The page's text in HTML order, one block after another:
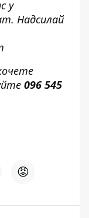
у
Надсилай
096 545
😡